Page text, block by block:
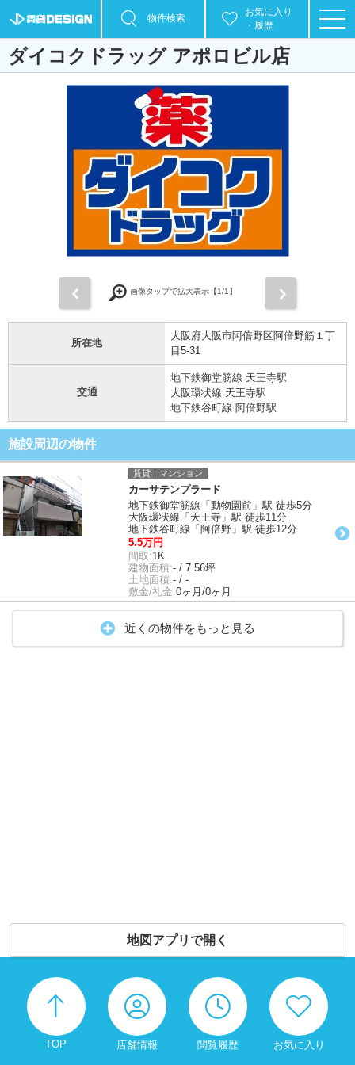
物件検索
お気に入り
・履歴
ダイコクドラッグ アポロビル店
画像タップで拡大表示【1/1】
所在地
大阪府大阪市阿倍野区阿倍野筋１丁
目5-31
交通
地下鉄御堂筋線 天王寺駅
大阪環状線 天王寺駅
地下鉄谷町線 阿倍野駅
施設周辺の物件
賃貸｜マンション
カーサテンプラード
地下鉄御堂筋線「動物園前」駅 徒歩5分
大阪環状線「天王寺」駅 徒歩11分
地下鉄谷町線「阿倍野」駅 徒歩12分
5.5万円
間取:1K
建物面積:- / 7.56坪
土地面積:- / -
敷金/礼金:0ヶ月/0ヶ月
近くの物件をもっと見る
地図アプリで開く
TOP 店舗情報 閲覧履歴 お気に入り